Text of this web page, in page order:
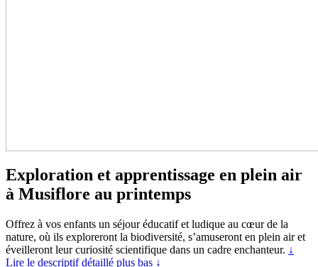
Exploration et apprentissage en plein air
à Musiflore au printemps
Offrez à vos enfants un séjour éducatif et ludique au cœur de la
nature, où ils exploreront la biodiversité, s’amuseront en plein air et
éveilleront leur curiosité scientifique dans un cadre enchanteur. ↓
Lire le descriptif détaillé plus bas ↓